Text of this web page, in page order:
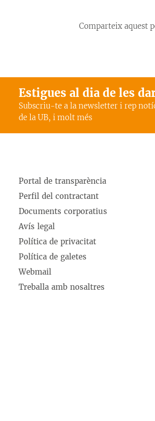
Comparteix aquest
Estigues al dia de les
Subscriu-te a la newsletter i rep
de la UB, i molt més
Portal de transparència
Perfil del contractant
Documents corporatius
Avís legal
Política de privacitat
Política de galetes
Webmail
Treballa amb nosaltres